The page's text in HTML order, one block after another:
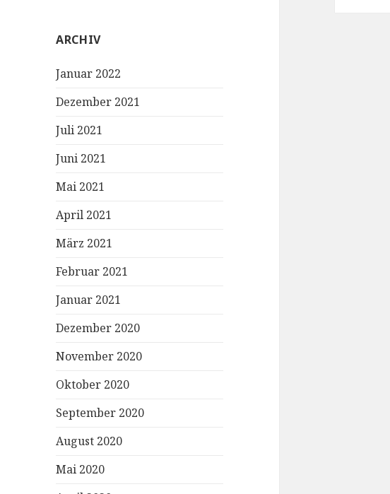
ARCHIV
Januar 2022
Dezember 2021
Juli 2021
Juni 2021
Mai 2021
April 2021
März 2021
Februar 2021
Januar 2021
Dezember 2020
November 2020
Oktober 2020
September 2020
August 2020
Mai 2020